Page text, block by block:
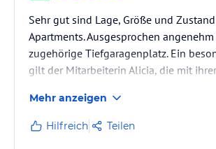
Sehr gut sind Lage, Größe und
Apartments. Ausgesprochen
zugehörige Tiefgaragenplatz. Ein
gilt der Mitarbeiterin Alicia, die mit ihrer
Apartment erst um 16 Uhr betreten
bei Abreise um Punkt 10 Uhr nicht
Mehr anzeigen
Hilfreich Teilen